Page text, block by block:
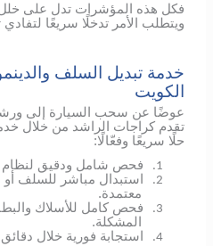
فكل هذه المؤشرات تدل على خلل
ويتطلب الأمر تدخلًا سريعًا
خدمة تبديل السلف
الكويت
عوضًا عن سحب السيارة إلى ورشة
تقدم كراجات الراشد من خلال
حلًا سريعًا وفعّالًا:
1. فحص شامل ودقيق لنظام
2.
استبدال مباشر للسلف أو
معتمدة.
3.
فحص كامل للأسلاك
المشكلة.
4. استجابة فورية خلال